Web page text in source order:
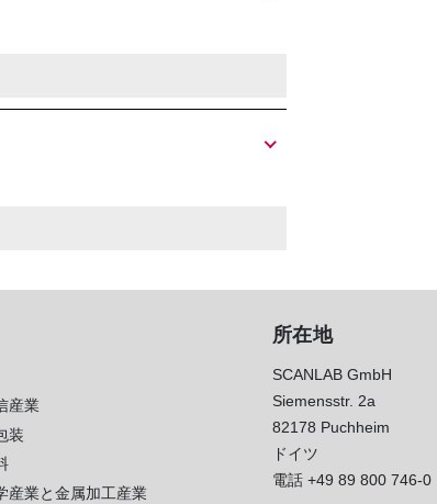
産業
装
産業と金属加工産業
所在地
SCANLAB GmbH
Siemensstr. 2a
82178 Puchheim
ドイツ
電話 +49 89 800 746-0